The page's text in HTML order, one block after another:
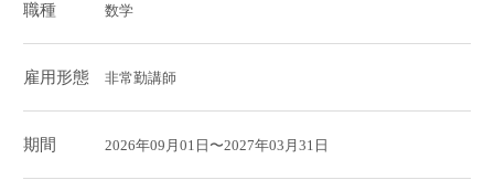
職種 数学
雇用形態 非常勤講師
期間 2026年09月01日〜2027年03月31日